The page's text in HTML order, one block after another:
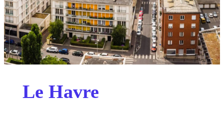
Le Havre